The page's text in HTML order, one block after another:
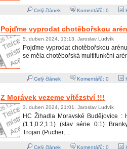
Celý článek Komentářů: 0
Pojďme vyprodat chotěbořskou
5. duben 2024, 13:13, Jaroslav Ludvík
Pojďme vyprodat chotěbořskou
se měla chotěbořská multifunkční
Celý článek Komentářů: 0
Z Morávek vezeme vítězství !!!
3. duben 2024, 21:01, Jaroslav Ludvík
HC Žihadla Moravské Budějovice :
(1:1,0:2,1:1) (stav série 0:1)
Trojan (Pucher, ...
Celý článek Komentářů: 0